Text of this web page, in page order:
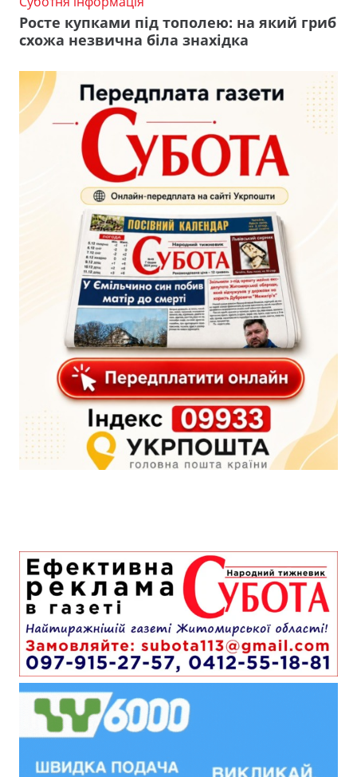
Росте купками під тополею: на який гриб
схожа незвична біла знахідка